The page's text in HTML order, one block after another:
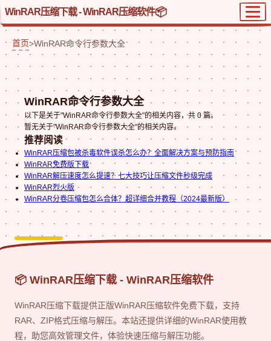
WinRAR压缩下载 - WinRAR压缩软件
首页>WinRAR命令行参数大全
WinRAR命令行参数大全
以下是关于"WinRAR命令行参数大全"的相关内容，共 0 篇。
暂无关于"WinRAR命令行参数大全"的相关内容。
推荐阅读
WinRAR压缩包被杀毒软件误杀怎么办？全面解决方案与预防指南
WinRAR免费版下载
WinRAR解压速度怎么提速？七大技巧让压缩文件秒级完成
WinRAR烈火版
WinRAR分卷压缩包怎么合体？超详细合并教程（2024最新版）
📦 WinRAR压缩下载 - WinRAR压缩软件
WinRAR压缩下载提供正版WinRAR压缩软件免费下载，支持
RAR、ZIP格式压缩与解压。本站还提供详细的WinRAR使用教
程，助您高效管理文件，体验快速压缩与解压功能。